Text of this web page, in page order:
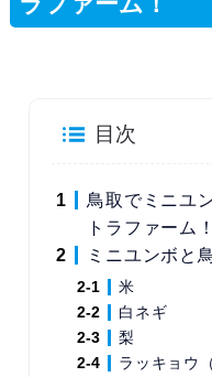
目次
鳥取でミニユ
トラファーム！
ミニユンボと
米
白ネギ
梨
ラッキョウ